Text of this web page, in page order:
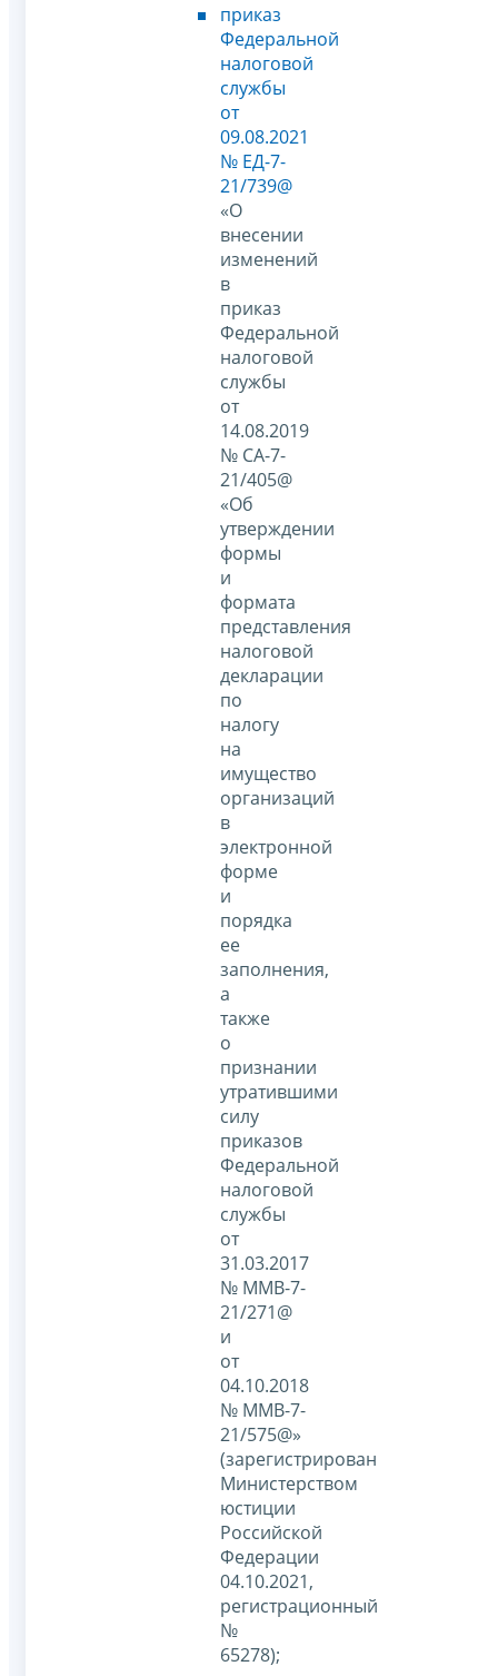
приказ
Федеральной
налоговой
службы
от
09.08.2021
№ ЕД-7-
21/739@
«О
внесении
изменений
в
приказ
Федеральной
налоговой
службы
от
14.08.2019
№ СА-7-
21/405@
«Об
утверждении
формы
и
формата
представления
налоговой
декларации
по
налогу
на
имущество
организаций
в
электронной
форме
и
порядка
ее
заполнения,
а
также
о
признании
утратившими
силу
приказов
Федеральной
налоговой
службы
от
31.03.2017
№ ММВ-7-
21/271@
и
от
04.10.2018
№ ММВ-7-
21/575@»
(зарегистрирован
Министерством
юстиции
Российской
Федерации
04.10.2021,
регистрационный
№
65278);